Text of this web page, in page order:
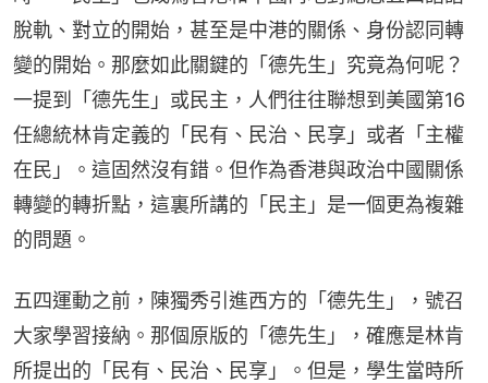
脫軌、對立的開始，甚至是中港的關係、身份認同轉
變的開始。那麼如此關鍵的「德先生」究竟為何呢？
一提到「德先生」或民主，人們往往聯想到美國第16
任總統林肯定義的「民有、民治、民享」或者「主權
在民」。這固然沒有錯。但作為香港與政治中國關係
轉變的轉折點，這裏所講的「民主」是一個更為複雜
的問題。
五四運動之前，陳獨秀引進西方的「德先生」，號召
大家學習接納。那個原版的「德先生」，確應是林肯
所提出的「民有、民治、民享」。但是，學生當時所